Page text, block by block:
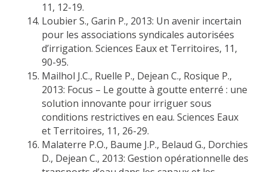
11, 12-19.
Loubier S., Garin P., 2013: Un avenir incertain
pour les associations syndicales autorisées
d’irrigation. Sciences Eaux et Territoires, 11,
90-95.
Mailhol J.C., Ruelle P., Dejean C., Rosique P.,
2013: Focus – Le goutte à goutte enterré : une
solution innovante pour irriguer sous
conditions restrictives en eau. Sciences Eaux
et Territoires, 11, 26-29.
Malaterre P.O., Baume J.P., Belaud G., Dorchies
D., Dejean C., 2013: Gestion opérationnelle des